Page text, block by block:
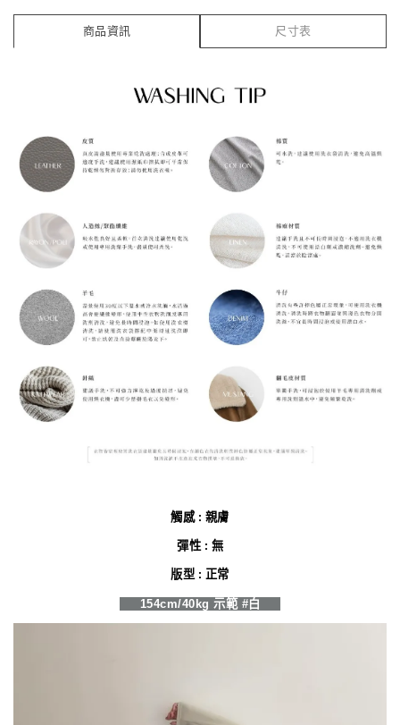
商品資訊 尺寸表
觸感 : 親膚
彈性 : 無
版型 : 正常
154cm/40kg 示範 #白